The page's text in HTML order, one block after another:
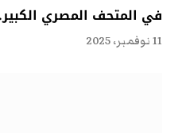
في المتحف المصري
11 نوفمبر، 2025